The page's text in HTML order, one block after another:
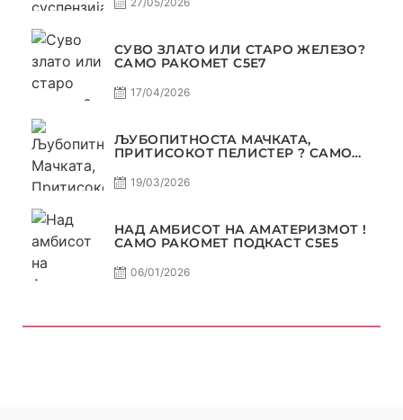
СУВО ЗЛАТО ИЛИ СТАРО ЖЕЛЕЗО?
САМО РАКОМЕТ С5Е7
17/04/2026
ЉУБОПИТНОСТА МАЧКАТА,
ПРИТИСОКОТ ПЕЛИСТЕР ? САМО
19/03/2026
НАД АМБИСОТ НА АМАТЕРИЗМОТ !
САМО РАКОМЕТ ПОДКАСТ С5E5
06/01/2026